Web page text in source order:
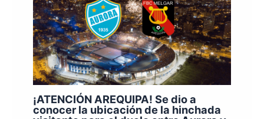
¡ATENCIÓN AREQUIPA! Se dio a
conocer la ubicación de la hinchada